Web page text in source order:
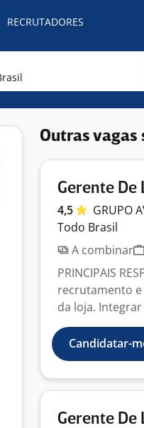
RECRUTADORES
Outras vagas
Gerente De
4,5 GRUPO
Todo Brasil
A combinar
PRINCIPAIS
recrutamento
da loja.
Candidatar-
Gerente De